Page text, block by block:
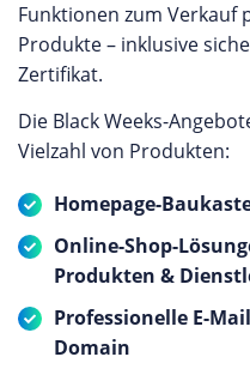
Funktionen zum Verkauf
Produkte – inklusive
Zertifikat.
Die Black Weeks-
Vielzahl von Produkten:
Homepage-
Online-Shop-
Produkten &
Professionelle E-
Domain